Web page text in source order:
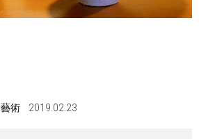
Español
藝術 2019.02.23